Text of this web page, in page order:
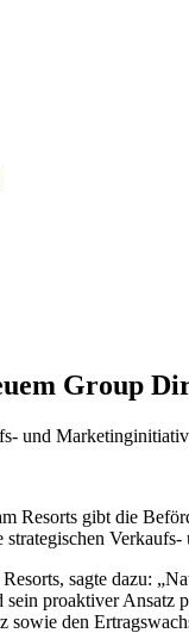
Group
und
Resorts gibt die
sagte dazu:
proaktiver Ansatz
sowie den